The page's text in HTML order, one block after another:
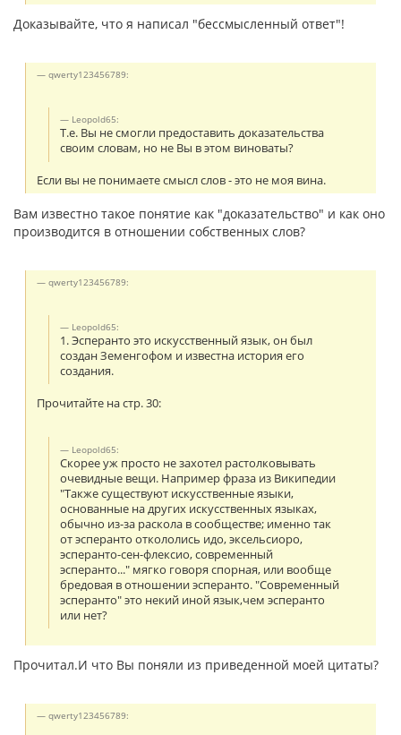
Доказывайте, что я написал "бессмысленный ответ"!
qwerty123456789:
Leopold65:
Т.е. Вы не смогли предоставить доказательства
своим словам, но не Вы в этом виноваты?
Если вы не понимаете смысл слов - это не моя вина.
Вам известно такое понятие как "доказательство" и как оно
производится в отношении собственных слов?
qwerty123456789:
Leopold65:
1. Эсперанто это искусственный язык, он был
создан Земенгофом и известна история его
создания.
Прочитайте на стр. 30:
Leopold65:
Скорее уж просто не захотел растолковывать
очевидные вещи. Например фраза из Википедии
"Также существуют искусственные языки,
основанные на других искусственных языках,
обычно из-за раскола в сообществе; именно так
от эсперанто откололись идо, эксельсиоро,
эсперанто-сен-флексио, современный
эсперанто..." мягко говоря спорная, или вообще
бредовая в отношении эсперанто. "Современный
эсперанто" это некий иной язык,чем эсперанто
или нет?
Прочитал.И что Вы поняли из приведенной моей цитаты?
qwerty123456789: